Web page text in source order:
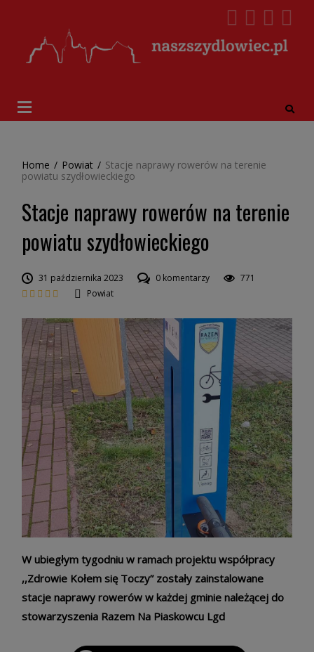
Home / Powiat / Stacje naprawy rowerów na terenie
powiatu szydłowieckiego
Stacje naprawy rowerów na terenie
powiatu szydłowieckiego
31 października 2023 0 komentarzy
771
Powiat
W ubiegłym tygodniu w ramach projektu współpracy
,,Zdrowie Kołem się Toczy” zostały zainstalowane
stacje naprawy rowerów w każdej gminie należącej do
stowarzyszenia Razem Na Piaskowcu Lgd